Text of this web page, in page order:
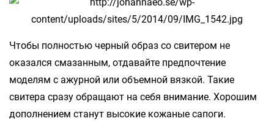
Чтобы полностью черный образ со свитером не
оказался смазанным, отдавайте предпочтение
моделям с ажурной или объемной вязкой. Такие
свитера сразу обращают на себя внимание. Хорошим
дополнением станут высокие кожаные сапоги.